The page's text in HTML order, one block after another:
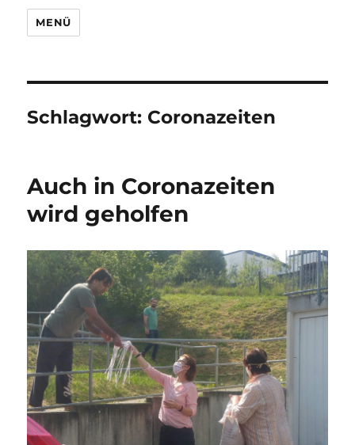
MENÜ
Schlagwort: Coronazeiten
Auch in Coronazeiten
wird geholfen